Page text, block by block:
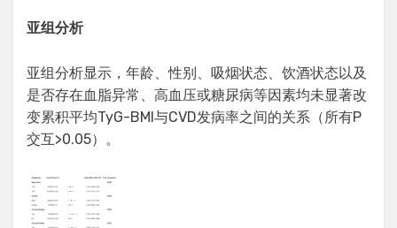
亚组分析
亚组分析显示，年龄、性别、吸烟状态、饮酒状态以及
是否存在血脂异常、高血压或糖尿病等因素均未显著改
变累积平均TyG-BMI与CVD发病率之间的关系（所有P
交互>0.05）。